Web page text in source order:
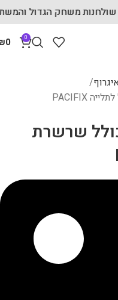
0
0
100 ס"מ כולל שרשרת
מגוון שולחנות משחק